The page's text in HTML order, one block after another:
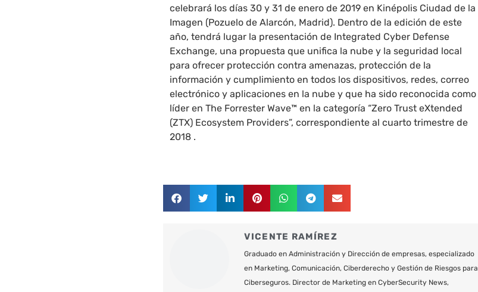
celebrará los días 30 y 31 de enero de 2019 en Kinépolis Ciudad de la
Imagen (Pozuelo de Alarcón, Madrid). Dentro de la edición de este
año, tendrá lugar la presentación de Integrated Cyber Defense
Exchange, una propuesta que unifica la nube y la seguridad local
para ofrecer protección contra amenazas, protección de la
información y cumplimiento en todos los dispositivos, redes, correo
electrónico y aplicaciones en la nube y que ha sido reconocida como
líder en The Forrester Wave™ en la categoría “Zero Trust eXtended
(ZTX) Ecosystem Providers”, correspondiente al cuarto trimestre de
2018 .
VICENTE RAMÍREZ
Graduado en Administración y Dirección de empresas, especializado
en Marketing, Comunicación, Ciberderecho y Gestión de Riesgos para
Ciberseguros. Director de Marketing en CyberSecurity News,